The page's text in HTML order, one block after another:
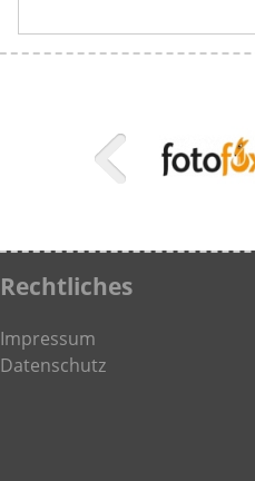
Rechtliches
Impressum
Datenschutz